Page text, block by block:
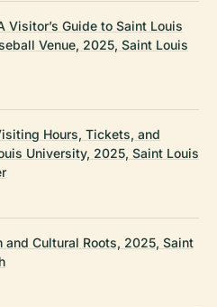
Visitor’s Guide to Saint Louis
Venue, 2025, Saint Louis
Hours, Tickets, and
University, 2025, Saint Louis
Cultural Roots, 2025, Saint